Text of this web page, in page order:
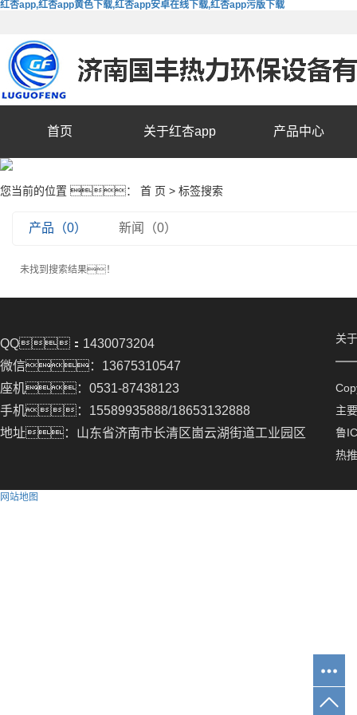
红杏app,红杏app黄色下载,红杏app安卓在线下载,红杏app污版下载
首页 关于红杏app 产品中心
您当前的位置 ： 首 页 > 标签搜索
产品（0） 新闻（0）
未找到搜索结果！
QQ：1430073204
微信：13675310547
座机：0531-87438123
手机：15589935888/18653132888
地址：山东省济南市长清区崮云湖街道工业园区
关
主
鲁
热
网站地图